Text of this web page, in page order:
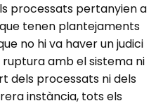
processats pertanyien a
tenen plantejaments
no hi va haver un judici
amb el sistema ni
dels processats ni dels
instància, tots els